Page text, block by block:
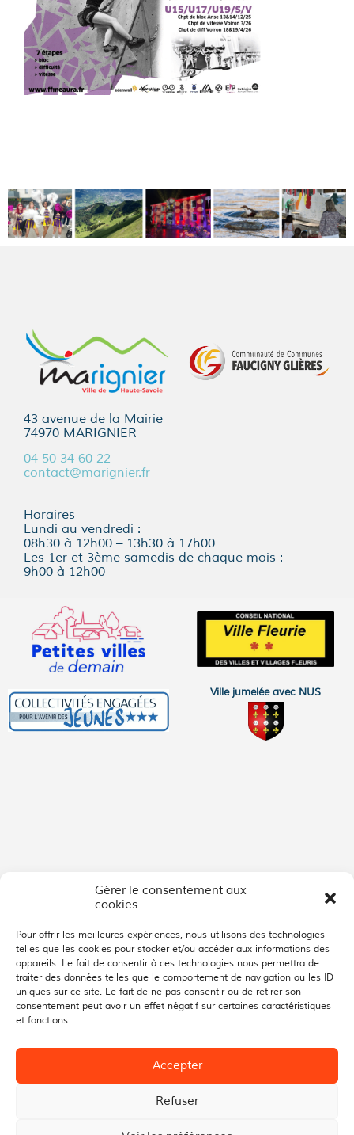
Gérer le consentement aux
cookies
Pour offrir les meilleures expériences, nous utilisons des technologies
telles que les cookies pour stocker et/ou accéder aux informations des
appareils. Le fait de consentir à ces technologies nous permettra de
traiter des données telles que le comportement de navigation ou les ID
uniques sur ce site. Le fait de ne pas consentir ou de retirer son
consentement peut avoir un effet négatif sur certaines caractéristiques
et fonctions.
Accepter
Refuser
43 avenue de la Mairie
74970 MARIGNIER
04 50 34 60 22
contact@marignier.fr
Horaires
Lundi au vendredi :
08h30 à 12h00 – 13h30 à 17h00
Les 1er et 3ème samedis de chaque mois :
9h00 à 12h00
Ville jumelée avec NUS